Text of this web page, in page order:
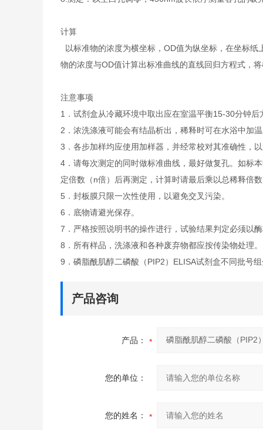
计算
以标准物的浓度为横坐标，OD值为纵坐标，在坐标
物的浓度与OD值计算出标准曲线的直线回归方程式，
注意事项
1．试剂盒从冷藏环境中取出应在室温平衡15-30分钟
2．浓洗涤液可能会有结晶析出，稀释时可在水浴中加
3．各步加样均应使用加样器，并经常校对其准确性，
4．请每次测定的同时做标准曲线，最好做复孔。如标
定倍数（n倍）后再测定，计算时请最后乘以总稀释倍
5．封板膜只限一次性使用，以避免交叉污染。
6．底物请避光保存。
7．严格按照说明书的操作进行，试验结果判定必须以
8．所有样品，洗涤液和各种废弃物都应按传染物处理。
9．磷脂酰肌醇二磷酸（PIP2）ELISA试剂盒不同批号
产品咨询
产品：
您的单位：
您的姓名：